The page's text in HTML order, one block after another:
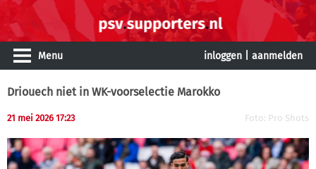
Menu inloggen aanmelden
Driouech niet in WK-voorselectie Marokko
21 mei 2026 17:23 Foto: Pro Shots